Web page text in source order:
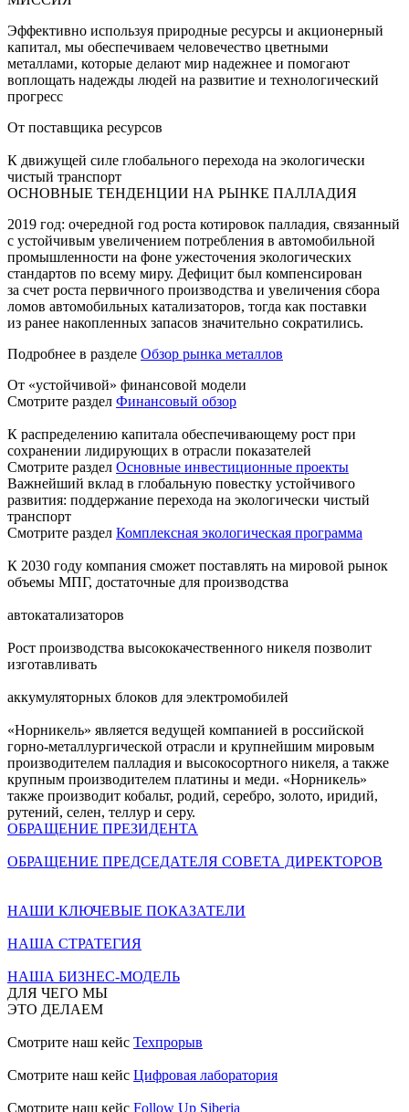
Эффективно используя природные ресурсы и акционерный
капитал, мы обеспечиваем человечество цветными
металлами, которые делают мир надежнее и помогают
воплощать надежды людей на развитие и технологический
прогресс
От поставщика ресурсов
К движущей силе глобального перехода на экологически
чистый транспорт
ОСНОВНЫЕ ТЕНДЕНЦИИ НА РЫНКЕ ПАЛЛАДИЯ
2019 год: очередной год роста котировок палладия, связанный
с устойчивым увеличением потребления в автомобильной
промышленности на фоне ужесточения экологических
стандартов по всему миру. Дефицит был компенсирован
за счет роста первичного производства и увеличения сбора
ломов автомобильных катализаторов, тогда как поставки
из ранее накопленных запасов значительно сократились.
Подробнее в разделе Обзор рынка металлов
От «устойчивой» финансовой модели
Смотрите раздел Финансовый обзор
К распределению капитала обеспечивающему рост при
сохранении лидирующих в отрасли показателей
Смотрите раздел Основные инвестиционные проекты
Важнейший вклад в глобальную повестку устойчивого
развития: поддержание перехода на экологически чистый
транспорт
Смотрите раздел Комплексная экологическая программа
К 2030 году компания сможет поставлять на мировой рынок
объемы МПГ, достаточные для производства
автокатализаторов
Рост производства высококачественного никеля позволит
изготавливать
аккумуляторных блоков для электромобилей
«Норникель» является ведущей компанией в российской
горно-металлургической отрасли и крупнейшим мировым
производителем палладия и высокосортного никеля, а также
крупным производителем платины и меди. «Норникель»
также производит кобальт, родий, серебро, золото, иридий,
рутений, селен, теллур и серу.
ОБРАЩЕНИЕ ПРЕЗИДЕНТА
ОБРАЩЕНИЕ ПРЕДСЕДАТЕЛЯ СОВЕТА ДИРЕКТОРОВ
НАШИ КЛЮЧЕВЫЕ ПОКАЗАТЕЛИ
НАША СТРАТЕГИЯ
НАША БИЗНЕС-МОДЕЛЬ
ДЛЯ ЧЕГО МЫ
ЭТО ДЕЛАЕМ
Смотрите наш кейс Техпрорыв
Смотрите наш кейс Цифровая лаборатория
Смотрите наш кейс Follow Up Siberia